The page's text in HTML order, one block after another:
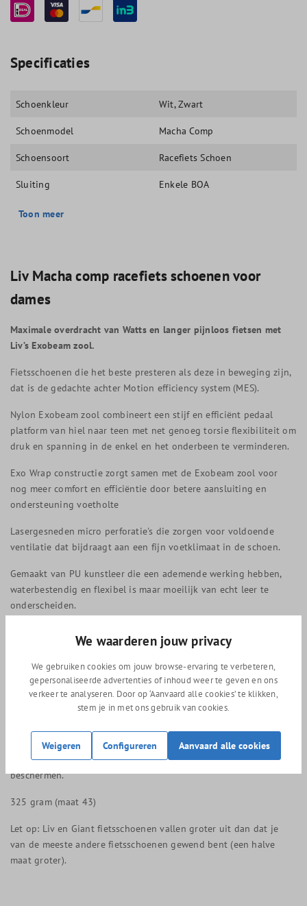
Specificaties
Schoenkleur Wit, Zwart
Schoenmodel Macha Comp
Schoensoort Racefiets Schoen
Sluiting Enkele BOA
Toon meer
Liv Macha comp racefiets schoenen voor
dames
Maximale overdracht van Watts en langer pijnloos fietsen met
Liv’s Exobeam zool.
Fietsschoenen die het beste presteren als deze in beweging zijn,
dat is de gedachte achter Motion efficiency system (MES).
Nylon Exobeam zool combineert een stijf en efficiënt pedaal
platform van hiel naar teen met net genoeg torsie flexibiliteit om
druk en spanning in de enkel en het onderbeen te verminderen.
Exo Wrap constructie zorgt samen met de Exobeam zool voor
nog meer comfort en efficiëntie door betere aansluiting en
ondersteuning voetholte
Lasergesneden micro perforatie's die zorgen voor voldoende
ventilatie dat bijdraagt aan een fijn voetklimaat in de schoen.
Gemaakt van PU kunstleer die een ademende werking hebben,
waterbestendig en flexibel is maar moeilijk van echt leer te
onderscheiden.
voetklimaat in de schoen te krijgen.
BOA IP1 micro versteller met de BOA powerzone voor een snelle
en nauwkeurige fijnafstelling.
De hiel is ergonomisch ontworpen om de natuurlijke vorm van
de menselijk hiel te volgen om losse hiel te voorkomen.
Onder de hiel en tenen zitten elementen om de zool te
beschermen.
325 gram (maat 43)
Let op: Liv en Giant fietsschoenen vallen groter uit dan dat je
van de meeste andere fietsschoenen gewend bent (een halve
maat groter).
We waarderen jouw privacy
We gebruiken cookies om jouw browse-ervaring te verbeteren,
gepersonaliseerde advertenties of inhoud weer te geven en ons
verkeer te analyseren. Door op ‘Aanvaard alle cookies’ te klikken,
stem je in met ons gebruik van cookies.
Weigeren Configureren Aanvaard alle cookies